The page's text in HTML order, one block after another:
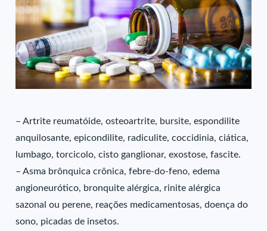
– Artrite reumatóide, osteoartrite, bursite, espondilite
anquilosante, epicondilite, radiculite, coccidinia, ciática,
lumbago, torcicolo, cisto ganglionar, exostose, fascite.
– Asma brônquica crônica, febre-do-feno, edema
angioneurótico, bronquite alérgica, rinite alérgica
sazonal ou perene, reações medicamentosas, doença do
sono, picadas de insetos.